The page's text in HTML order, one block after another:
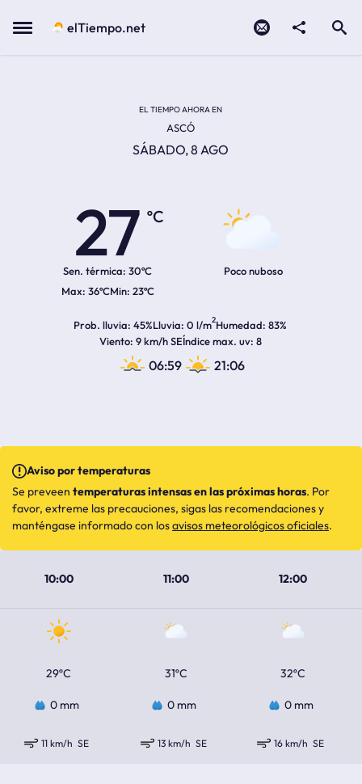
Menu elTiempo.net
EL TIEMPO AHORA EN
ASCÓ
SÁBADO, 8 AGO
27
ºC
Sen. térmica: 30ºC
36ºC 23ºC
Poco nuboso
Prob. lluvia 45%Lluvia 0 l/m2Humedad 83%
Viento 9 km/h SEÍndice max. uv 8
06:59 21:06
10:00 11:00 12:00
29ºC 31ºC 32ºC
0 mm 0 mm 0 mm
11 km/h SE 13 km/h SE 16 km/h SE
Aviso por temperaturas
Se preveen temperaturas intensas en las próximas horas. Por
favor, extreme las precauciones, sigas las recomendaciones y
manténgase informado con losavisos meteorológicos oficiales.